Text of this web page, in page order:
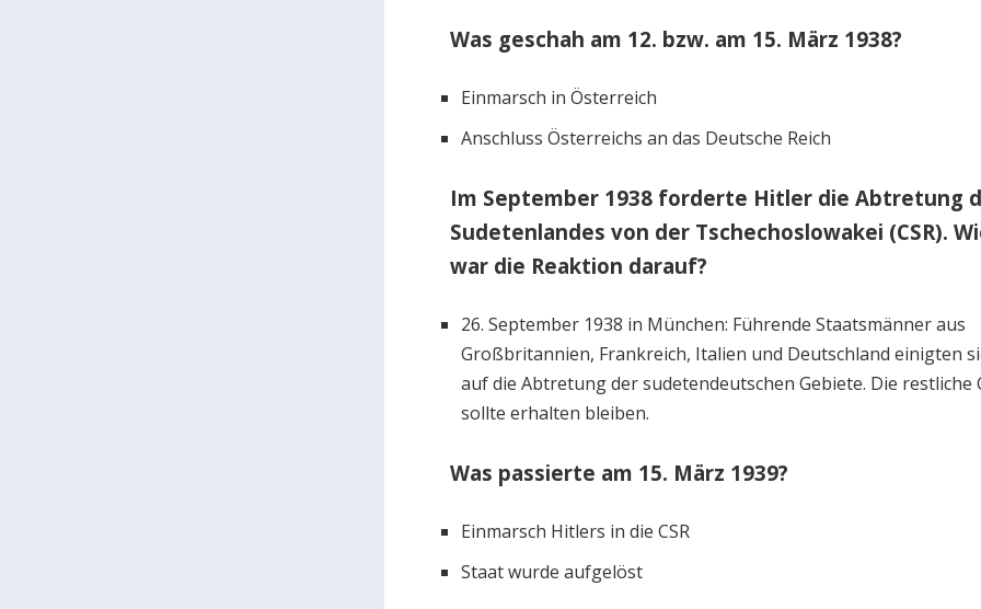
Was geschah am 12. bzw. am 15. März 1938?
Einmarsch in Österreich
Anschluss Österreichs an das Deutsche Reich
Im September 1938 forderte Hitler die Abtretung
Sudetenlandes von der Tschechoslowakei (CSR).
war die Reaktion darauf?
26. September 1938 in München: Führende Staatsmänner aus
Großbritannien, Frankreich, Italien und Deutschland einigten
auf die Abtretung der sudetendeutschen Gebiete. Die restliche
sollte erhalten bleiben.
Was passierte am 15. März 1939?
Einmarsch Hitlers in die CSR
Staat wurde aufgelöst